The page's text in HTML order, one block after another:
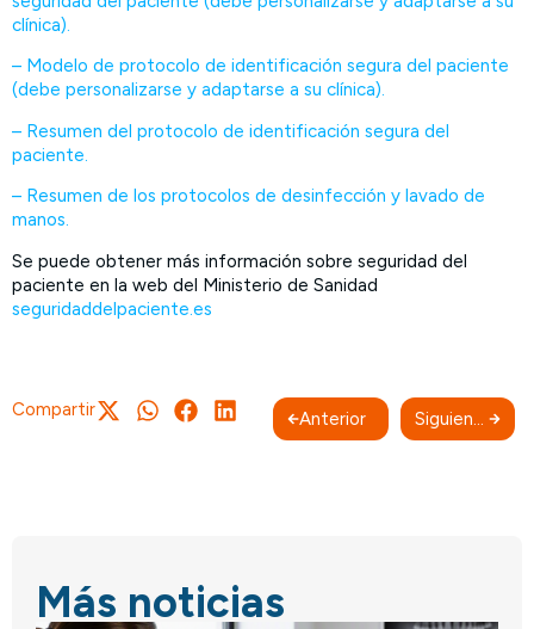
clínica).
– Modelo de protocolo de identificación segura del paciente
(debe personalizarse y adaptarse a su clínica).
– Resumen del protocolo de identificación segura del
paciente.
– Resumen de los protocolos de desinfección y lavado de
manos.
Se puede obtener más información sobre seguridad del
paciente en la web del Ministerio de Sanidad
seguridaddelpaciente.es
Compartir Anterior Siguiente
Más noticias